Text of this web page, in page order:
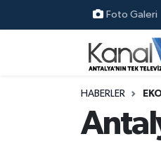
Foto Galeri
HABERLER
Ana Haber
Antalya Haber
Nöbetçi Eczaneler
Hava Durumu
Trafik Durumu